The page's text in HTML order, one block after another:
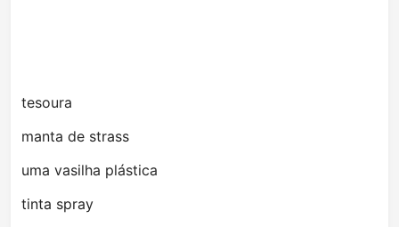
tesoura
manta de strass
uma vasilha plástica
tinta spray